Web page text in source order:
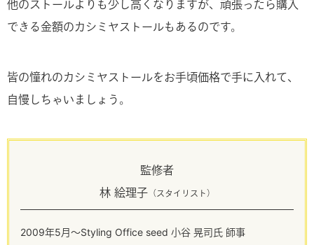
他のストールよりも少し高くなりますが、頑張ったら購入
できる金額のカシミヤストールもあるのです。
皆の憧れのカシミヤストールをお手頃価格で手に入れて、
自慢しちゃいましょう。
監修者
林 絵理子（スタイリスト）
2009年5月～Styling Office seed 小谷 晃司氏 師事